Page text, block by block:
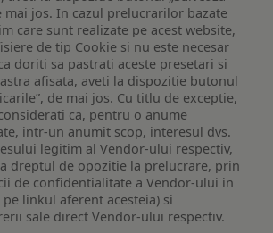
mai jos. In cazul prelucrarilor bazate
care sunt realizate pe acest website,
de tip Cookie si nu este necesar
doriti sa pastrati aceste presetari si
afisata, aveti la dispozitie butonul
de mai jos. Cu titlu de exceptie,
ca, pentru o anume
intr-un anumit scop, interesul dvs.
legitim al Vendor-ului respectiv,
dreptul de opozitie la prelucrare, prin
de confidentialitate a Vendor-ului in
linkul aferent acesteia) si
sale direct Vendor-ului respectiv.